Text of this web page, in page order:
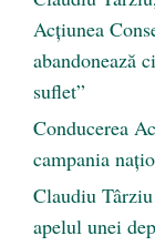
Acțiunea
abandonează
suflet”
Conducerea
campania
Claudiu
apelul unei